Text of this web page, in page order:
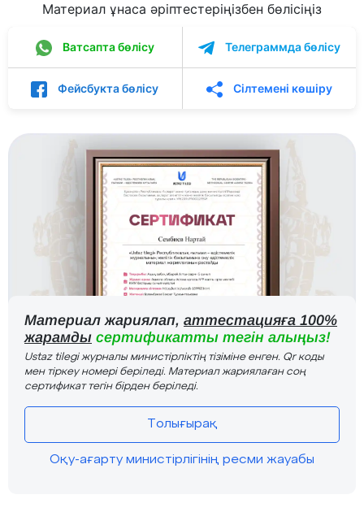
Материал ұнаса әріптестеріңізбен бөлісіңіз
Ватсапта бөлісу Телеграммда бөлісу
Фейсбукта бөлісу Сілтемені көшіру
Материал жариялап, аттестацияға 100%
жарамды сертификатты тегін алыңыз!
Ustaz tilegi журналы министірліктің тізіміне енген. Qr коды
мен тіркеу номері беріледі. Материал жариялаған соң
сертификат тегін бірден беріледі.
Толығырақ
Оқу-ағарту министірлігінің ресми жауабы